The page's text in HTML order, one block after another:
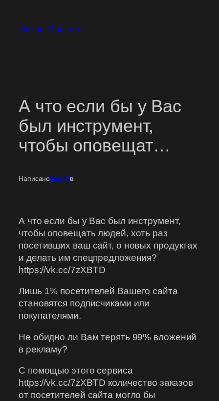
содержимому
Игорь Мратов
А что если бы у Вас
был инструмент,
чтобы оповещат…
НаписаноIgor Mв
А что если бы у Вас был инструмент,
чтобы оповещать людей, хоть раз
посетивших ваш сайт, о новых продуктах
и делать им спецпредложения?
https://vk.cc/7zXBTD
Лишь 1% посетителей Вашего сайта
становятся подписчиками или
покупателями.
Не обидно ли Вам терять 99% вложений
в рекламу?
С помощью этого сервиса
https://vk.cc/7zXBTD количество заказов
от посетителей сайта могло бы